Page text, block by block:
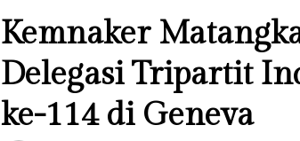
Kemnaker
Delegasi Tripartit
ke-114 di Geneva